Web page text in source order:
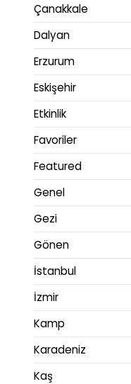
Çanakkale
Dalyan
Erzurum
Eskişehir
Etkinlik
Favoriler
Featured
Genel
Gezi
Gönen
İstanbul
İzmir
Kamp
Karadeniz
Kaş